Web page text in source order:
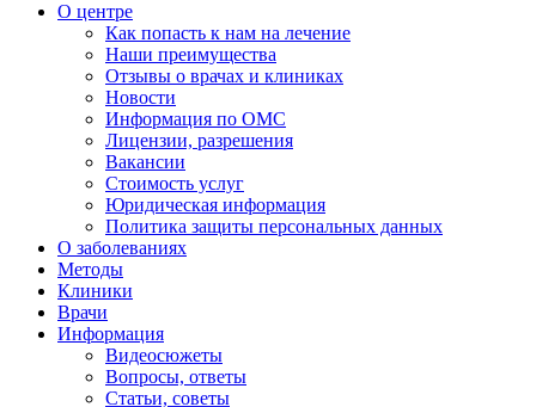
О центре
Как попасть к нам на лечение
Наши преимущества
Отзывы о врачах и клиниках
Новости
Информация по ОМС
Лицензии, разрешения
Вакансии
Стоимость услуг
Юридическая информация
Политика защиты персональных данных
О заболеваниях
Методы
Клиники
Врачи
Информация
Видеосюжеты
Вопросы, ответы
Статьи, советы